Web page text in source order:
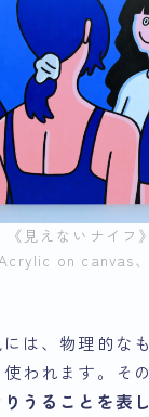
《見えないナイフ》
on canvas
は、物理的な
われます。そ
うることを表